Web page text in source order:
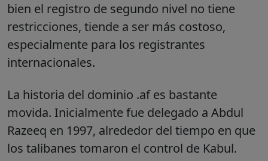
bien el registro de segundo nivel no tiene
restricciones, tiende a ser más costoso,
especialmente para los registrantes
internacionales.
La historia del dominio .af es bastante
movida. Inicialmente fue delegado a Abdul
Razeeq en 1997, alrededor del tiempo en que
los talibanes tomaron el control de Kabul.